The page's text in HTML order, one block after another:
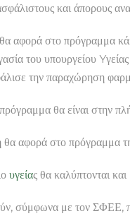
και άπορους
αφορά στο πρόγραμμα
του υπουργείου
την παραχώρηση
θα είναι στην
αφορά στο πρόγραμμα
υγείας θα καλύπτονται και
σύμφωνα με τον